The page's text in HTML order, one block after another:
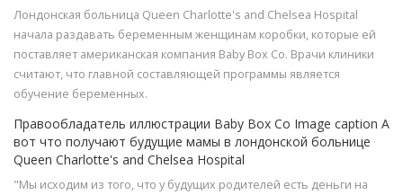
Лондонская больница Queen Charlotte's and Chelsea Hospital
начала раздавать беременным женщинам коробки, которые ей
поставляет американская компания Baby Box Co. Врачи клиники
считают, что главной составляющей программы является
обучение беременных.
Правообладатель иллюстрации Baby Box Co Image caption А
вот что получают будущие мамы в лондонской больнице
Queen Charlotte's and Chelsea Hospital
"Мы исходим из того, что у будущих родителей есть деньги на